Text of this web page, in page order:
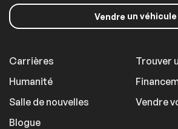
Vendre un véhicule
Carrières
Humanité
Salle de nouvelles
Blogue
Trouver
Vendre